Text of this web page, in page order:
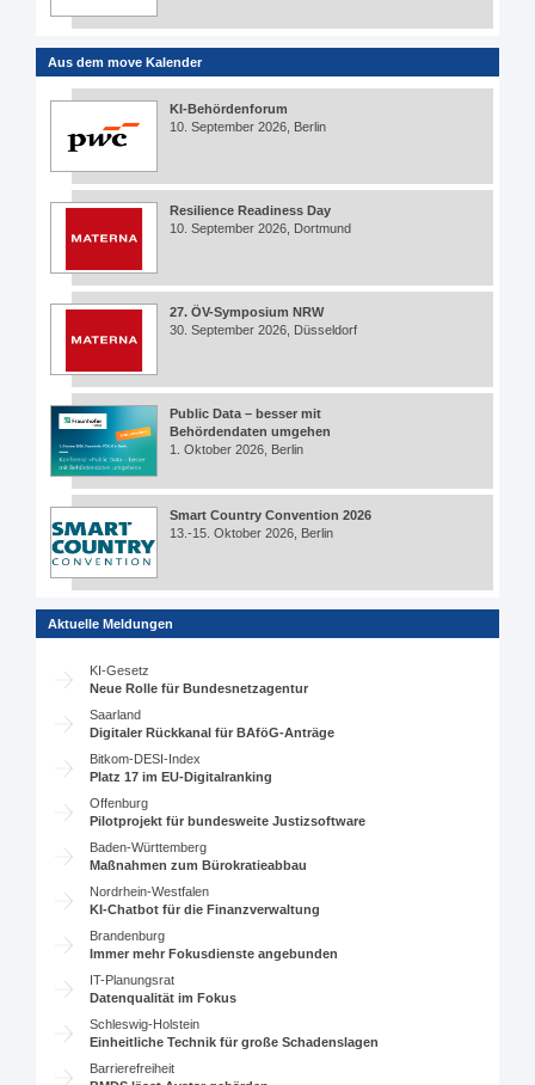
Aus dem move Kalender
KI-Behördenforum
10. September 2026, Berlin
Resilience Readiness Day
10. September 2026, Dortmund
27. ÖV-Symposium NRW
30. September 2026, Düsseldorf
Public Data – besser mit
Behördendaten umgehen
1. Oktober 2026, Berlin
Smart Country Convention 2026
13.-15. Oktober 2026, Berlin
Aktuelle Meldungen
KI-Gesetz
Neue Rolle für Bundesnetzagentur
Saarland
Digitaler Rückkanal für BAföG-Anträge
Bitkom-DESI-Index
Platz 17 im EU-Digitalranking
Offenburg
Pilotprojekt für bundesweite Justizsoftware
Baden-Württemberg
Maßnahmen zum Bürokratieabbau
Nordrhein-Westfalen
KI-Chatbot für die Finanzverwaltung
Brandenburg
Immer mehr Fokusdienste angebunden
IT-Planungsrat
Datenqualität im Fokus
Schleswig-Holstein
Einheitliche Technik für große Schadenslagen
Barrierefreiheit